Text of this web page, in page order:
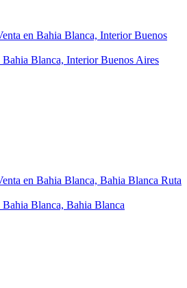
Bahia Blanca, Interior Buenos Aires
Bahia Blanca, Bahia Blanca